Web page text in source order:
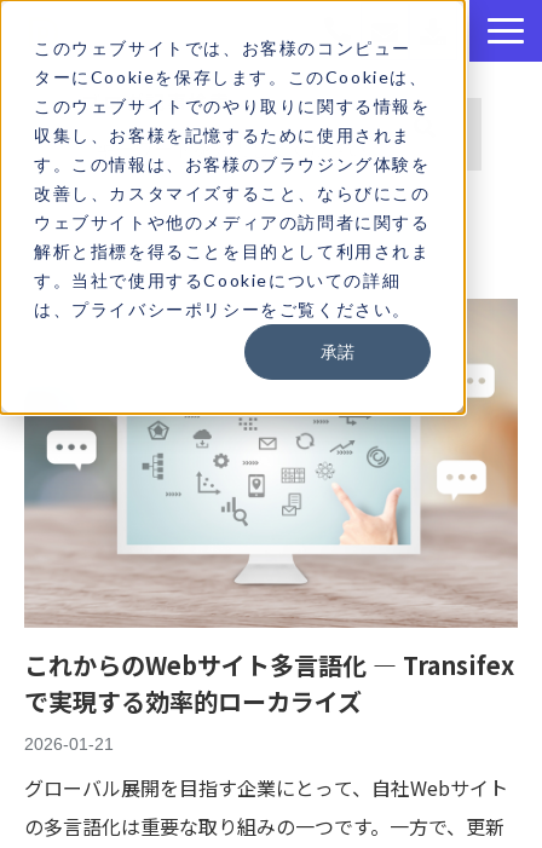
このウェブサイトでは、お客様のコンピュー
ターにCookieを保存します。このCookieは、
このウェブサイトでのやり取りに関する情報を
収集し、お客様を記憶するために使用されま
す。この情報は、お客様のブラウジング体験を
改善し、カスタマイズすること、ならびにこの
ウェブサイトや他のメディアの訪問者に関する
解析と指標を得ることを目的として利用されま
す。当社で使用するCookieについての詳細
は、プライバシーポリシーをご覧ください。
承諾
ブログ記事検索
検索フィールドが空なので、候補はありません
これからのWebサイト多言語化 ― Transifex
で実現する効率的ローカライズ
2026-01-21
グローバル展開を目指す企業にとって、自社Webサイト
の多言語化は重要な取り組みの一つです。一方で、更新